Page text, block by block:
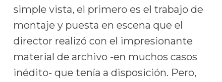
simple vista, el primero es el trabajo de
montaje y puesta en escena que el
director realizó con el impresionante
material de archivo -en muchos casos
inédito- que tenía a disposición. Pero,